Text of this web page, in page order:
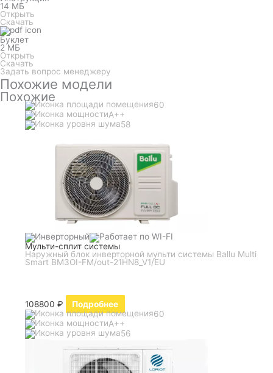
14 МБ
Открыть
Скачать
Буклет
2 МБ
Открыть
Скачать
Задать вопрос менеджеру
Похожие модели
Похожие
60
A++
58
Мульти-сплит системы
Наружный блок инверторной мульти системы Ballu Multi
Smart BM3OI-FM/out-21HN8_V1/EU
108800₽
Подробнее
60
A++
56